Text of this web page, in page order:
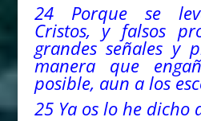
24 Porque se
Cristos, y falsos
grandes señales y
manera que
posible, aun a los
25 Ya os lo he dicho